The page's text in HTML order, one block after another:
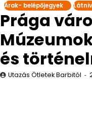
Árak- belépőjegyek
Prága
és
Utazás Ötletek Barbitól